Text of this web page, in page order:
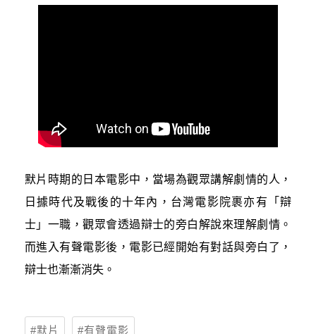
默片時期的日本電影中，當場為觀眾講解劇情的人，
日據時代及戰後的十年內，台灣電影院裹亦有「辯
士」一職，觀眾會透過辯士的旁白解說來理解劇情。
而進入有聲電影後，電影已經開始有對話與旁白了，
辯士也漸漸消失。
默片 有聲電影